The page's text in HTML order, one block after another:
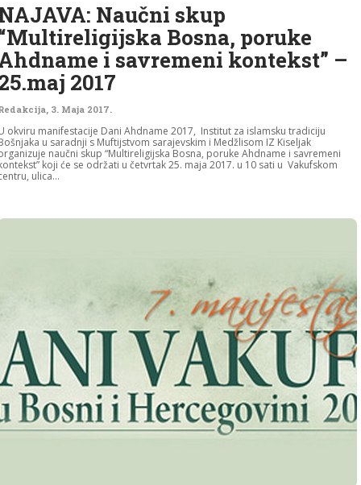
Naučni skup
Bosna, poruke
i savremeni kontekst” –
2017
, 3. Maja 2017.
okviru manifestacije Dani Ahdname 2017, Institut za islamsku tradiciju
u saradnji s Muftijstvom sarajevskim i Medžlisom IZ Kiseljak
naučni skup “Multireligijska Bosna, poruke Ahdname i savremeni
koji će se održati u četvrtak 25. maja 2017. u 10 sati u Vakufskom
ulica...